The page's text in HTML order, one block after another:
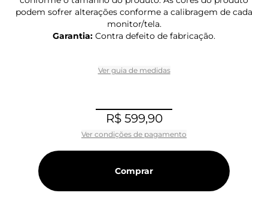
podem sofrer alterações conforme a calibragem de cada
monitor/tela.
Garantia: Contra defeito de fabricação.
Ver guia de medidas
R$ 599,90
Ver condições de pagamento
Comprar